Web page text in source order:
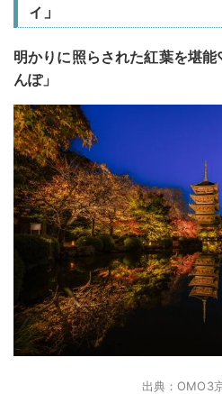
ィ」
明かりに照らされた紅葉を堪
んぽ」
出典：OMO3